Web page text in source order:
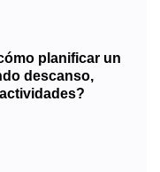
planificar un
descanso,